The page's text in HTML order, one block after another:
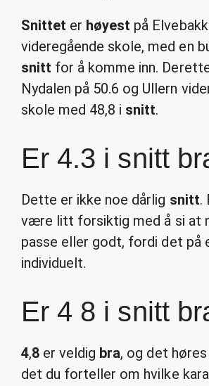
Snittet er høyest på
videregående skole, med en
snitt for å komme inn.
Nydalen på 50.6 og Ullern
skole med 48,8 i snitt.
Er 4.3 i snitt
Dette er ikke noe dårlig snitt.
være litt forsiktig med å si at
passe eller godt, fordi det på
individuelt.
Er 4 8 i snitt
4,8 er veldig bra, og det
det du forteller om hvilke